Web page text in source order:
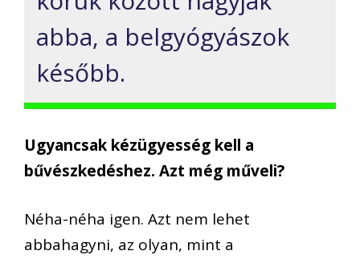
abba, a belgyógyászok
később.
Ugyancsak kézügyesség kell a
bűvészkedéshez. Azt még műveli?
Néha-néha igen. Azt nem lehet
abbahagyni, az olyan, mint a